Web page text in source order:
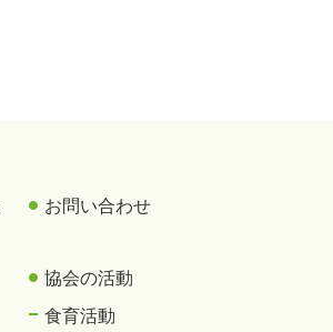
お問い合わせ
協会の活動
食育活動